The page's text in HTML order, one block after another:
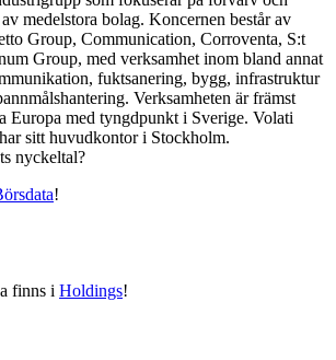
medelstora bolag. Koncernen består av
Group, Communication, Corroventa, S:t
Group, med verksamhet inom bland annat
fuktsanering, bygg, infrastruktur
Verksamheten är främst
Europa med tyngdpunkt i Sverige. Volati
sitt huvudkontor i Stockholm.
nyckeltal?
!
finns i Holdings!